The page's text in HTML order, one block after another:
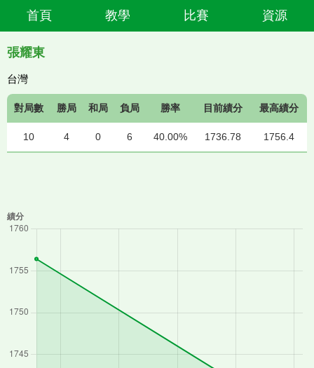
首頁 教學 比賽 資源
張耀東
台灣
對局數 勝局 和局 負局 勝率 目前績分 最高績分
10 4 0 6 40.00% 1736.78 1756.4